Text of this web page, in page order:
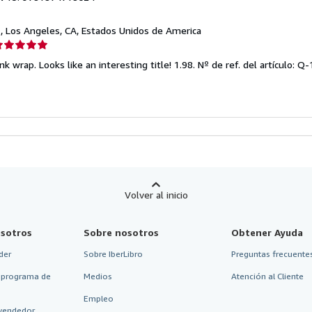
, Los Angeles, CA, Estados Unidos de America
wrap. Looks like an interesting title! 1.98. Nº de ref. del artículo:
Volver al inicio
de
Sobre nosotros
Sobre IberLibro
Medios
Empleo
Obtener Ayuda
Preguntas
Atención al Cliente